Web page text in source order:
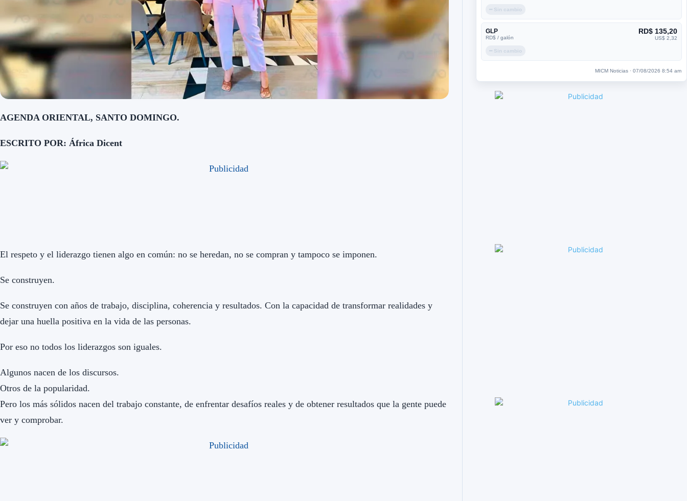
AGENDA ORIENTAL, SANTO DOMINGO.
ESCRITO POR: África Dicent
El respeto y el liderazgo tienen algo en común: no se heredan, no se compran y tampoco se imponen.
Se construyen.
Se construyen con años de trabajo, disciplina, coherencia y resultados. Con la capacidad de transformar realidades y
dejar una huella positiva en la vida de las personas.
Por eso no todos los liderazgos son iguales.
Algunos nacen de los discursos.
Otros de la popularidad.
Pero los más sólidos nacen del trabajo constante, de enfrentar desafíos reales y de obtener resultados que la gente puede
ver y comprobar.
━ Sin cambio
GLP
RD$ / galón
RD$ 135,20
US$ 2,32
━ Sin cambio
MICM Noticias · 07/08/2026 8:54 am